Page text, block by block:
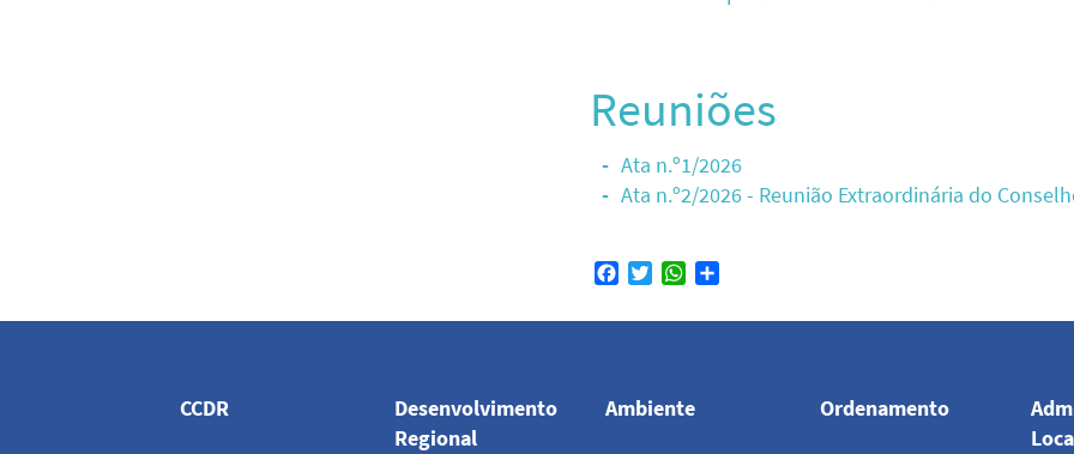
Reuniões
Ata n.º1/2026
Ata n.º2/2026 - Reunião Extraordinária do
Facebook
TwitterWhatsApp
Share
principal
CCDR
Desenvolvimento
Regional
Ambiente Ordenamento